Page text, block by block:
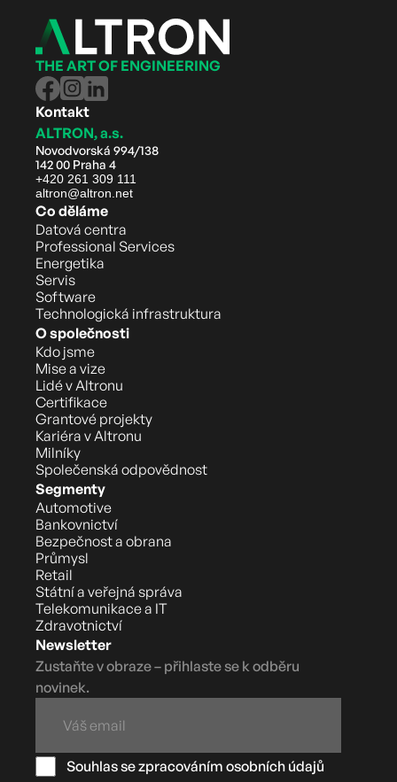
THE ART OF ENGINEERING
Kontakt
ALTRON, a.s.
Novodvorská 994/138
142 00 Praha 4
+420 261 309 111
altron@altron.net
Co děláme
Datová centra
Professional Services
Energetika
Servis
Software
Technologická infrastruktura
O společnosti
Kdo jsme
Mise a vize
Lidé v Altronu
Certifikace
Grantové projekty
Kariéra v Altronu
Milníky
Společenská odpovědnost
Segmenty
Automotive
Bankovnictví
Bezpečnost a obrana
Průmysl
Retail
Státní a veřejná správa
Telekomunikace a IT
Zdravotnictví
Newsletter
Zustaňte v obraze – přihlaste se k odběru
novinek.
Souhlas se zpracováním osobních údajů